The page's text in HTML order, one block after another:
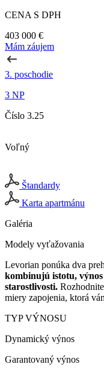
CENA S DPH
403 000 €
Mám záujem
3. poschodie
3 NP
Číslo 3.25
Voľný
Štandardy
Karta apartmánu
Galéria
Modely vyťažovania
Levorian ponúka dva
kombinujú istotu,
starostlivosti.
miery zapojenia, ktorá
TYP VÝNOSU
Dynamický výnos
Garantovaný výnos